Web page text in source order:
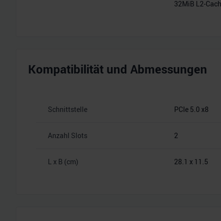
32MiB L2-
Kompatibilität und Abmessungen
Schnittstelle PCIe 5.0 x8
Anzahl Slots 2
L x B (cm) 28.1 x 11.5